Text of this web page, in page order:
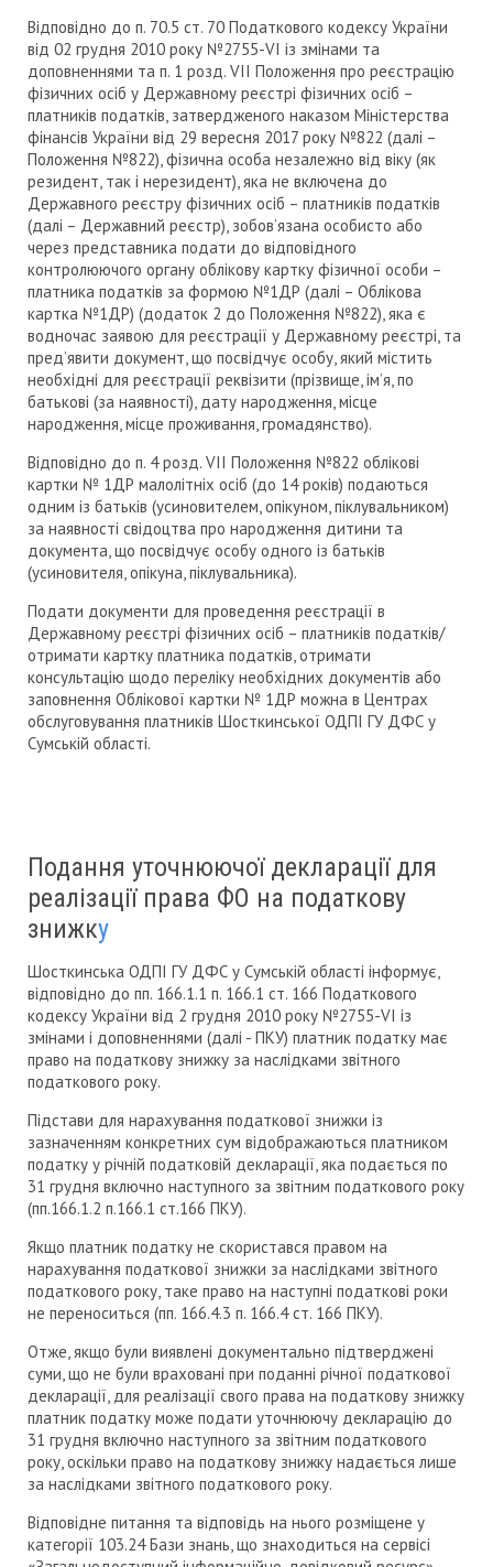
Відповідно до п. 70.5 ст. 70 Податкового кодексу України
від 02 грудня 2010 року №2755-VI із змінами та
доповненнями та п. 1 розд. VII Положення про реєстрацію
фізичних осіб у Державному реєстрі фізичних осіб –
платників податків, затвердженого наказом Міністерства
фінансів України від 29 вересня 2017 року №822 (далі –
Положення №822), фізична особа незалежно від віку (як
резидент, так і нерезидент), яка не включена до
Державного реєстру фізичних осіб – платників податків
(далі – Державний реєстр), зобов’язана особисто або
через представника подати до відповідного
контролюючого органу облікову картку фізичної особи –
платника податків за формою №1ДР (далі – Облікова
картка №1ДР) (додаток 2 до Положення №822), яка є
водночас заявою для реєстрації у Державному реєстрі, та
пред’явити документ, що посвідчує особу, який містить
необхідні для реєстрації реквізити (прізвище, ім’я, по
батькові (за наявності), дату народження, місце
народження, місце проживання, громадянство).
Відповідно до п. 4 розд. VII Положення №822 облікові
картки № 1ДР малолітніх осіб (до 14 років) подаються
одним із батьків (усиновителем, опікуном, піклувальником)
за наявності свідоцтва про народження дитини та
документа, що посвідчує особу одного із батьків
(усиновителя, опікуна, піклувальника).
Подати документи для проведення реєстрації в
Державному реєстрі фізичних осіб – платників податків/
отримати картку платника податків, отримати
консультацію щодо переліку необхідних документів або
заповнення Облікової картки № 1ДР можна в Центрах
обслуговування платників Шосткинської ОДПІ ГУ ДФС у
Сумській області.
Подання уточнюючої декларації для
реалізації права ФО на податкову
знижку
Шосткинська ОДПІ ГУ ДФС у Сумській області інформує,
відповідно до пп. 166.1.1 п. 166.1 ст. 166 Податкового
кодексу України від 2 грудня 2010 року №2755-VI із
змінами і доповненнями (далі - ПКУ) платник податку має
право на податкову знижку за наслідками звітного
податкового року.
Підстави для нарахування податкової знижки із
зазначенням конкретних сум відображаються платником
податку у річній податковій декларації, яка подається по
31 грудня включно наступного за звітним податкового року
(пп.166.1.2 п.166.1 ст.166 ПКУ).
Якщо платник податку не скористався правом на
нарахування податкової знижки за наслідками звітного
податкового року, таке право на наступні податкові роки
не переноситься (пп. 166.4.3 п. 166.4 ст. 166 ПКУ).
Отже, якщо були виявлені документально підтверджені
суми, що не були враховані при поданні річної податкової
декларації, для реалізації свого права на податкову знижку
платник податку може подати уточнюючу декларацію до
31 грудня включно наступного за звітним податкового
року, оскільки право на податкову знижку надається лише
за наслідками звітного податкового року.
Відповідне питання та відповідь на нього розміщене у
категорії 103.24 Бази знань, що знаходиться на сервісі